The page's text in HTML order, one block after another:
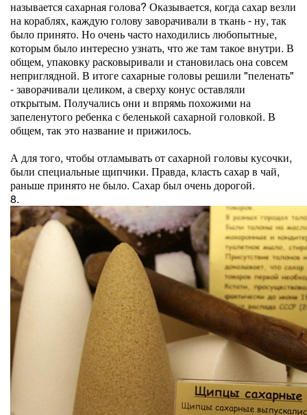
называется сахарная голова? Оказывается, когда сахар везли
на кораблях, каждую голову заворачивали в ткань - ну, так
было принято. Но очень часто находились любопытные,
которым было интересно узнать, что же там такое внутри. В
общем, упаковку расковыривали и становилась она совсем
неприглядной. В итоге сахарные головы решили "пеленать"
- заворачивали целиком, а сверху конус оставляли
открытым. Получались они и впрямь похожими на
запеленутого ребенка с беленькой сахарной головкой. В
общем, так это название и прижилось.
А для того, чтобы отламывать от сахарной головы кусочки,
были специальные щипчики. Правда, класть сахар в чай,
раньше принято не было. Сахар был очень дорогой.
8.